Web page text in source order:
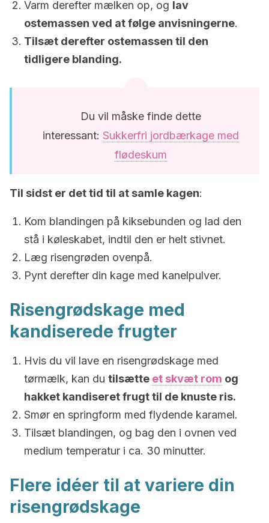
Varm derefter mælken op, og lav
ostemassen ved at følge anvisningerne.
Tilsæt derefter ostemassen til den
tidligere blanding.
Du vil måske finde dette
interessant: Sukkerfri jordbærkage med
flødeskum
Til sidst er det tid til at samle kagen:
Kom blandingen på kiksebunden og lad den
stå i køleskabet, indtil den er helt stivnet.
Læg risengrøden ovenpå.
Pynt derefter din kage med kanelpulver.
Risengrødskage med
kandiserede frugter
Hvis du vil lave en risengrødskage med
tørmælk, kan du tilsætte et skvæt rom og
hakket kandiseret frugt til de knuste ris.
Smør en springform med flydende karamel.
Tilsæt blandingen, og bag den i ovnen ved
medium temperatur i ca. 30 minutter.
Flere idéer til at variere din
risengrødskage